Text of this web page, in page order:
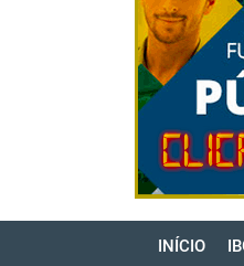
INÍCIO